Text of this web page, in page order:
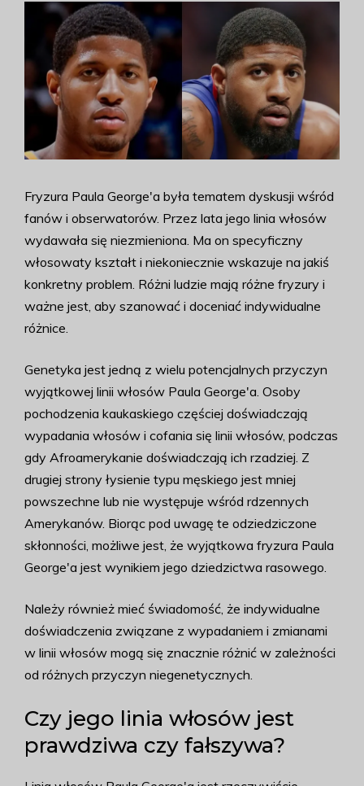
Fryzura Paula George'a była tematem dyskusji wśród
fanów i obserwatorów. Przez lata jego linia włosów
wydawała się niezmieniona. Ma on specyficzny
włosowaty kształt i niekoniecznie wskazuje na jakiś
konkretny problem. Różni ludzie mają różne fryzury i
ważne jest, aby szanować i doceniać indywidualne
różnice.
Genetyka jest jedną z wielu potencjalnych przyczyn
wyjątkowej linii włosów Paula George'a. Osoby
pochodzenia kaukaskiego częściej doświadczają
wypadania włosów i cofania się linii włosów, podczas
gdy Afroamerykanie doświadczają ich rzadziej. Z
drugiej strony łysienie typu męskiego jest mniej
powszechne lub nie występuje wśród rdzennych
Amerykanów. Biorąc pod uwagę te odziedziczone
skłonności, możliwe jest, że wyjątkowa fryzura Paula
George'a jest wynikiem jego dziedzictwa rasowego.
Należy również mieć świadomość, że indywidualne
doświadczenia związane z wypadaniem i zmianami
w linii włosów mogą się znacznie różnić w zależności
od różnych przyczyn niegenetycznych.
Czy jego linia włosów jest
prawdziwa czy fałszywa?